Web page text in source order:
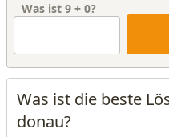
Was ist 9 + 0?
Was ist die beste
donau?